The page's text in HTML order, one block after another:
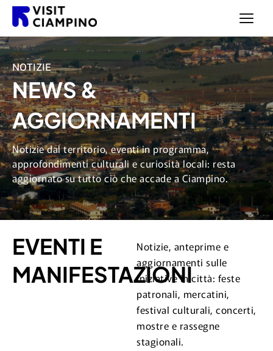
NOTIZIE
NEWS &
AGGIORNAMENTI
Notizie dal territorio, eventi in programma,
approfondimenti culturali e curiosità locali: resta
aggiornato su tutto ciò che accade a Ciampino.
EVENTI E
MANIFESTAZIONI
Notizie, anteprime e
aggiornamenti sulle
iniziative in città: feste
patronali, mercatini,
festival culturali, concerti,
mostre e rassegne
stagionali.